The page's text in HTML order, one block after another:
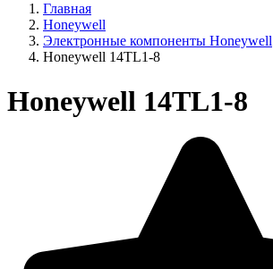
Главная
Honeywell
Электронные компоненты Honeywell
Honeywell 14TL1-8
Honeywell 14TL1-8